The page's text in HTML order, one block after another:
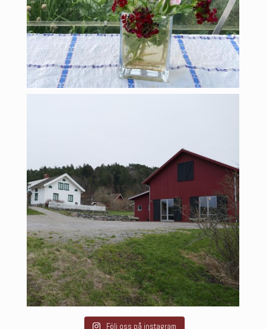
Följ oss på instagram